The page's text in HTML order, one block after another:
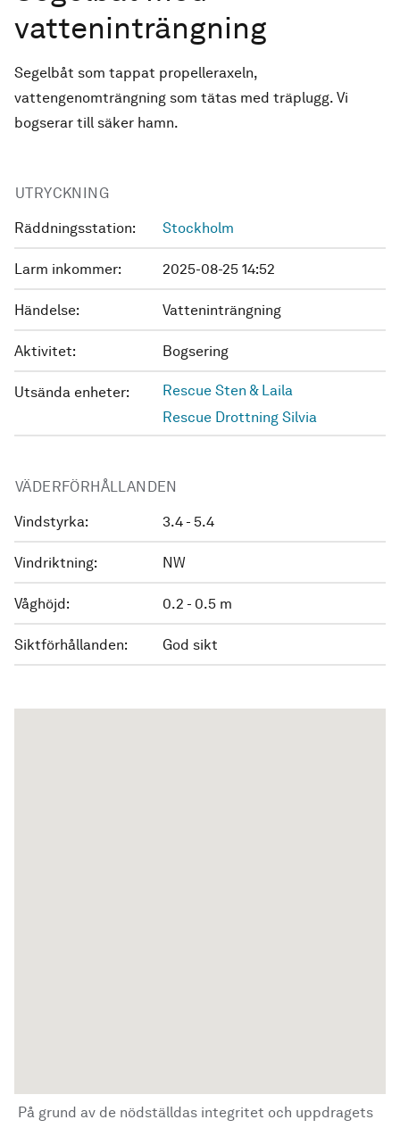
vatteninträngning
Segelbåt som tappat propelleraxeln,
vattengenomträngning som tätas med träplugg. Vi
bogserar till säker hamn.
UTRYCKNING
Räddningsstation: Stockholm
Larm inkommer: 2025-08-25 14:52
Händelse: Vatteninträngning
Aktivitet: Bogsering
Utsända enheter:
Rescue Sten & Laila
Rescue Drottning Silvia
VÄDERFÖRHÅLLANDEN
Vindstyrka: 3.4 - 5.4
Vindriktning: NW
Våghöjd: 0.2 - 0.5 m
Siktförhållanden: God sikt
På grund av de nödställdas integritet och uppdragets